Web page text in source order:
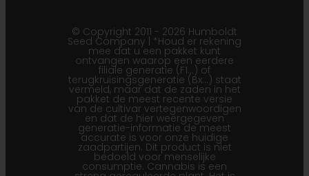
© Copyright 2011 - 2026 Humboldt
Seed Company | *Houd er rekening
mee dat u een pakket kunt
ontvangen waarop een eerdere
filiale generatie (F1…) of
terugkruisingsgeneratie (Bx…) staat
vermeld, maar dat de zaden in het
pakket de meest recente versie
van de cultivar vertegenwoordigen
en dat de hier weergegeven
generatie-informatie de meest
accurate is voor onze huidige
zaadpartijen. Dit product is niet
bedoeld voor menselijke
consumptie. Cannabis is een